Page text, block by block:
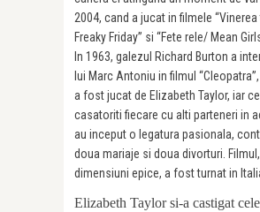
2004, cand a jucat in filmele
Freaky Friday” si “Fete rele/ Mean
In 1963, galezul Richard Burton a
lui Marc Antoniu in filmul
a fost jucat de Elizabeth Taylor, iar
casatoriti fiecare cu alti parteneri in
au inceput o legatura pasionala,
doua mariaje si doua divorturi.
dimensiuni epice, a fost turnat in
Elizabeth Taylor si-a castigat